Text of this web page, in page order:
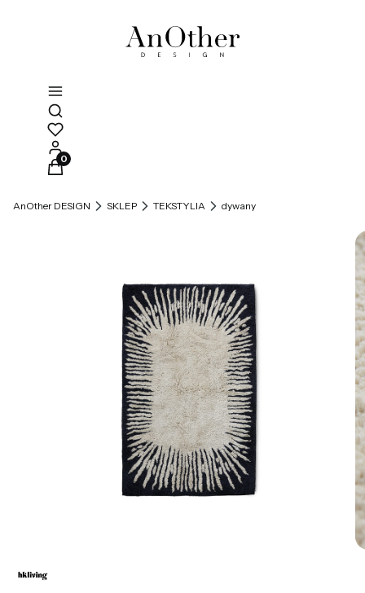
Otwórz wyszukiwarkę
Produkty w koszyku: 0. Zobacz szczegóły
AnOther DESIGN SKLEP TEKSTYLIA dywany